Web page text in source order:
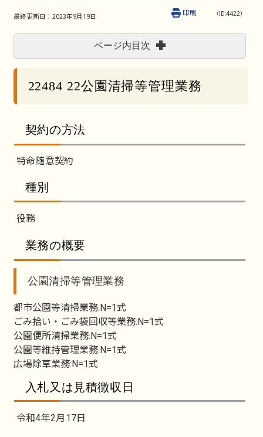
最終更新日： 2023年9月19日 （ID:4422）
印刷
ページ内目次
22484 22公園清掃等管理業務
契約の方法
特命随意契約
種別
役務
業務の概要
公園清掃等管理業務
都市公園等清掃業務:N=1式
ごみ拾い・ごみ袋回収等業務:N=1式
公園便所清掃業務:N=1式
公園等維持管理業務:N=1式
広場除草業務:N=1式
入札又は見積徴収日
令和4年2月17日